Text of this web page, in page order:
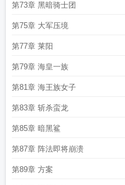
第73章 黑暗骑士团
第75章 大军压境
第77章 莱阳
第79章 海皇一族
第81章 海王族女子
第83章 斩杀蛮龙
第85章 暗黑鲨
第87章 阵法即将崩溃
第89章 方案